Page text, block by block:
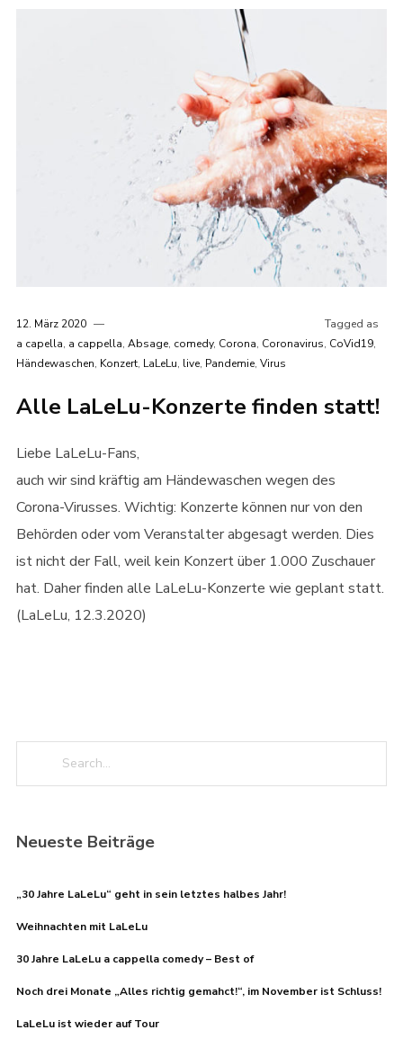
12. März 2020
Tagged as
a capella, a cappella, Absage, comedy, Corona, Coronavirus, CoVid19,
Händewaschen, Konzert, LaLeLu, live, Pandemie, Virus
Alle LaLeLu-Konzerte finden statt!
Liebe LaLeLu-Fans,
auch wir sind kräftig am Händewaschen wegen des
Corona-Virusses. Wichtig: Konzerte können nur von den
Behörden oder vom Veranstalter abgesagt werden. Dies
ist nicht der Fall, weil kein Konzert über 1.000 Zuschauer
hat. Daher finden alle LaLeLu-Konzerte wie geplant statt.
(LaLeLu, 12.3.2020)
Neueste Beiträge
„30 Jahre LaLeLu“ geht in sein letztes halbes Jahr!
Weihnachten mit LaLeLu
30 Jahre LaLeLu a cappella comedy – Best of
Noch drei Monate „Alles richtig gemahct!“, im November ist Schluss!
LaLeLu ist wieder auf Tour